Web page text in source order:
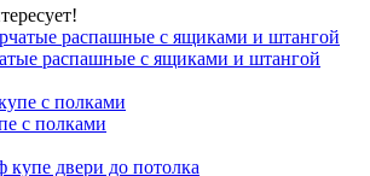
распашные с ящиками и штангой
с полками